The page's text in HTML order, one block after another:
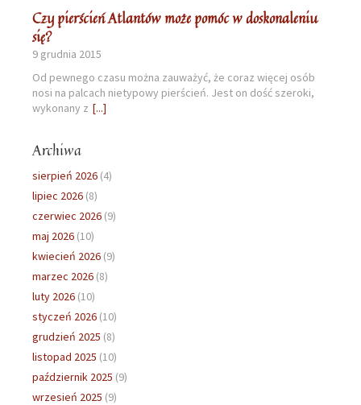
Czy pierścień Atlantów może pomóc w doskonaleniu
się?
9 grudnia 2015
Od pewnego czasu można zauważyć, że coraz więcej osób
nosi na palcach nietypowy pierścień. Jest on dość szeroki,
wykonany z [...]
Archiwa
sierpień 2026 (4)
lipiec 2026 (8)
czerwiec 2026 (9)
maj 2026 (10)
kwiecień 2026 (9)
marzec 2026 (8)
luty 2026 (10)
styczeń 2026 (10)
grudzień 2025 (8)
listopad 2025 (10)
październik 2025 (9)
wrzesień 2025 (9)